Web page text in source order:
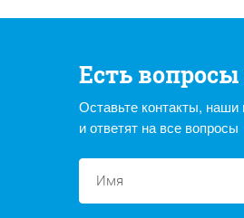
Есть
Оставьте контакты,
и ответят на все вопросы